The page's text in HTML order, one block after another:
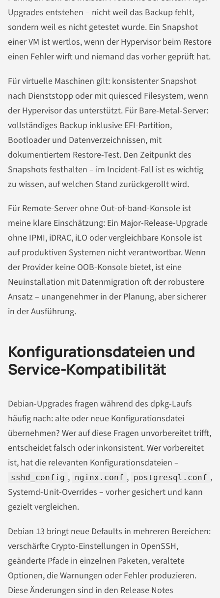
Upgrades entstehen – nicht weil das Backup fehlt,
sondern weil es nicht getestet wurde. Ein Snapshot
einer VM ist wertlos, wenn der Hypervisor beim Restore
einen Fehler wirft und niemand das vorher geprüft hat.
Für virtuelle Maschinen gilt: konsistenter Snapshot
nach Dienststopp oder mit quiesced Filesystem, wenn
der Hypervisor das unterstützt. Für Bare-Metal-Server:
vollständiges Backup inklusive EFI-Partition,
Bootloader und Datenverzeichnissen, mit
dokumentiertem Restore-Test. Den Zeitpunkt des
Snapshots festhalten – im Incident-Fall ist es wichtig
zu wissen, auf welchen Stand zurückgerollt wird.
Für Remote-Server ohne Out-of-band-Konsole ist
meine klare Einschätzung: Ein Major-Release-Upgrade
ohne IPMI, iDRAC, iLO oder vergleichbare Konsole ist
auf produktiven Systemen nicht verantwortbar. Wenn
der Provider keine OOB-Konsole bietet, ist eine
Neuinstallation mit Datenmigration oft der robustere
Ansatz – unangenehmer in der Planung, aber sicherer
in der Ausführung.
Konfigurationsdateien und
Service-Kompatibilität
Debian-Upgrades fragen während des dpkg-Laufs
häufig nach: alte oder neue Konfigurationsdatei
übernehmen? Wer auf diese Fragen unvorbereitet trifft,
entscheidet falsch oder inkonsistent. Wer vorbereitet
ist, hat die relevanten Konfigurationsdateien –
sshd_config , nginx.conf , postgresql.conf ,
Systemd-Unit-Overrides – vorher gesichert und kann
gezielt vergleichen.
Debian 13 bringt neue Defaults in mehreren Bereichen:
verschärfte Crypto-Einstellungen in OpenSSH,
geänderte Pfade in einzelnen Paketen, veraltete
Optionen, die Warnungen oder Fehler produzieren.
Diese Änderungen sind in den Release Notes